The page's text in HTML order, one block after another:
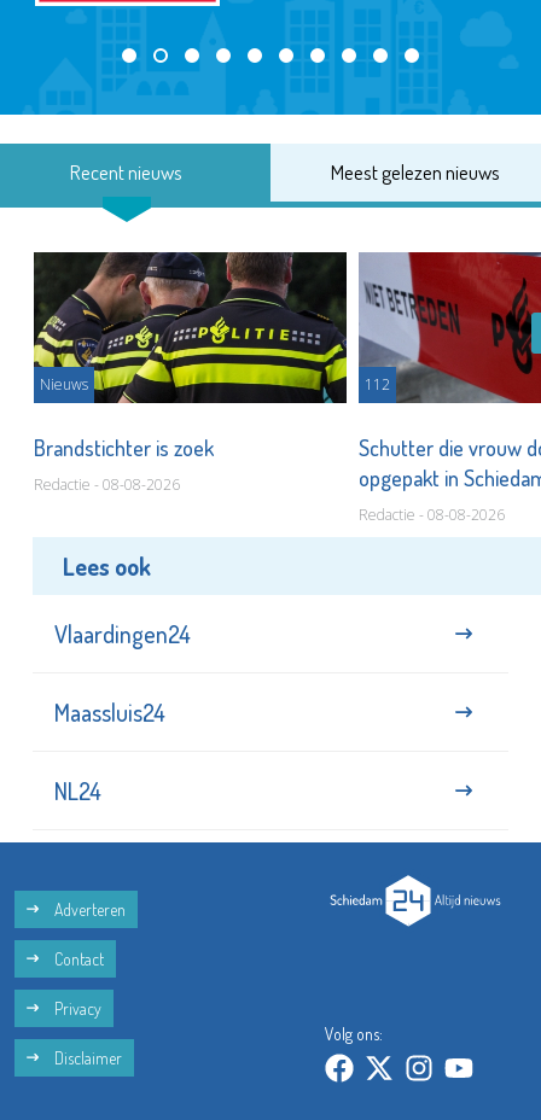
Recent nieuws Meest gelezen nieuws
Nieuws
Brandstichter is zoek
Redactie - 08-08-2026
112
Schutter die vrouw
opgepakt in
Redactie - 08-08-2026
Lees ook
Vlaardingen24
Maassluis24
NL24
Adverteren
Contact
Privacy
Disclaimer
Volg ons: